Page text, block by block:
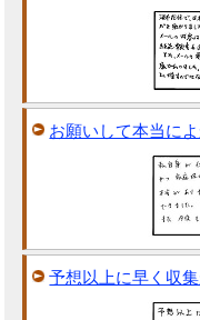
お願いして本当に
予想以上に早く収